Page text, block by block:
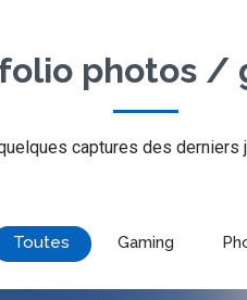
photos /
captures des derniers
Toutes Gaming